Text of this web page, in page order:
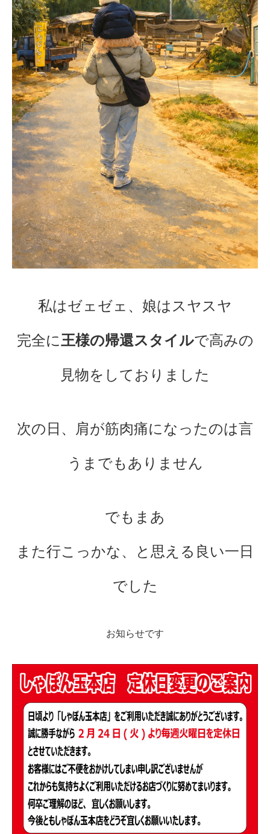
私はゼェゼェ、娘はスヤスヤ
完全に王様の帰還スタイルで高みの
見物をしておりました
次の日、肩が筋肉痛になったのは言
うまでもありません
でもまあ
また行こっかな、と思える良い一日
でした
お知らせです